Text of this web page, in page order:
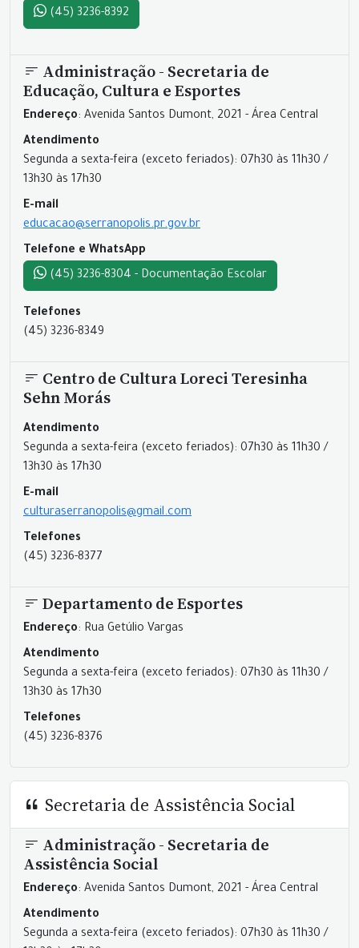
(45) 3236-8392
Administração - Secretaria de
Educação, Cultura e Esportes
Endereço: Avenida Santos Dumont, 2021 - Área Central
Atendimento
Segunda a sexta-feira (exceto feriados): 07h30 às 11h30 /
13h30 às 17h30
E-mail
educacao@serranopolis.pr.gov.br
Telefone e WhatsApp
(45) 3236-8304 - Documentação Escolar
Telefones
(45) 3236-8349
Centro de Cultura Loreci Teresinha
Sehn Morás
Atendimento
Segunda a sexta-feira (exceto feriados): 07h30 às 11h30 /
13h30 às 17h30
E-mail
culturaserranopolis@gmail.com
Telefones
(45) 3236-8377
Departamento de Esportes
Endereço: Rua Getúlio Vargas
Atendimento
Segunda a sexta-feira (exceto feriados): 07h30 às 11h30 /
13h30 às 17h30
Telefones
(45) 3236-8376
Secretaria de Assistência Social
Administração - Secretaria de
Assistência Social
Endereço: Avenida Santos Dumont, 2021 - Área Central
Atendimento
Segunda a sexta-feira (exceto feriados): 07h30 às 11h30 /